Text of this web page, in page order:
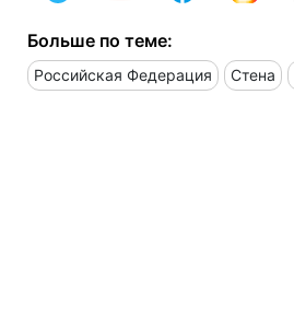
Больше по теме:
Российская Федерация Стена